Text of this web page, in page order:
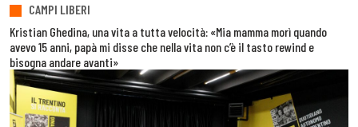
CAMPI LIBERI
Kristian Ghedina, una vita a tutta velocità: «Mia mamma morì quando
avevo 15 anni, papà mi disse che nella vita non c’è il tasto rewind e
bisogna andare avanti»